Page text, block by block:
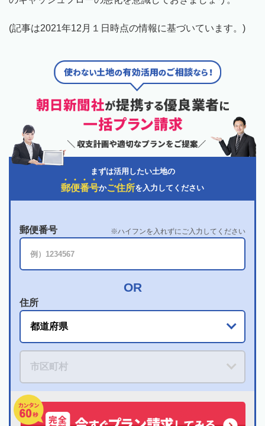
(記事は2021年12月１日時点の情報に基づいています。)
まずは活用したい土地の
郵便番号かご住所を入力してください
郵便番号 ハイフンを入れずにご入力してください
住所